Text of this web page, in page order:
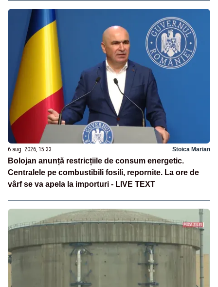
6 aug. 2026, 15:33 Stoica Marian
Bolojan anunță restricțiile de consum energetic.
Centralele pe combustibili fosili, repornite. La ore de
vârf se va apela la importuri - LIVE TEXT